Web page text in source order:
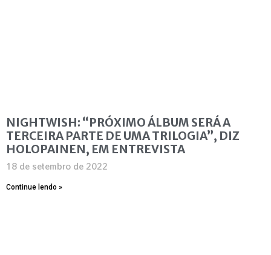
NIGHTWISH: “PRÓXIMO ÁLBUM SERÁ A
TERCEIRA PARTE DE UMA TRILOGIA”, DIZ
HOLOPAINEN, EM ENTREVISTA
18 de setembro de 2022
Continue lendo »